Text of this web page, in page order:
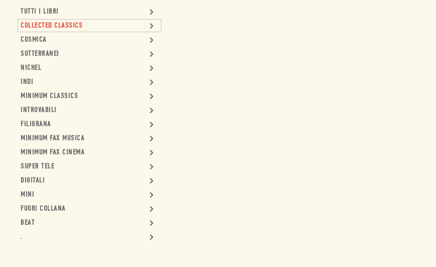
TUTTI I LIBRI
COLLECTED CLASSICS
COSMICA
SOTTERRANEI
NICHEL
INDI
MINIMUM CLASSICS
INTROVABILI
FILIGRANA
MINIMUM FAX MUSICA
MINIMUM FAX CINEMA
SUPER TELE
DIGITALI
MINI
FUORI COLLANA
BEAT
.